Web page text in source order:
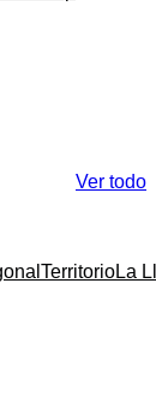
Ver todo
TerritorioLa